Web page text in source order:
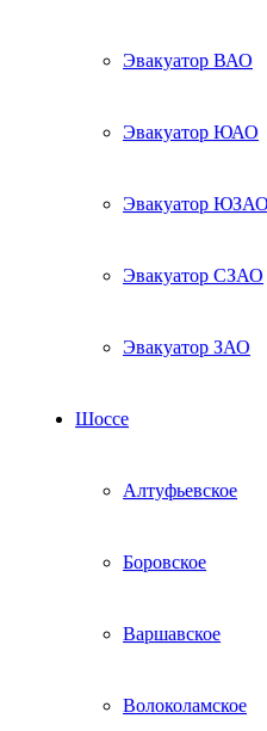
Эвакуатор ВАО
Эвакуатор ЮАО
Эвакуатор ЮЗАО
Эвакуатор СЗАО
Эвакуатор ЗАО
Шоссе
Алтуфьевское
Боровское
Варшавское
Волоколамское